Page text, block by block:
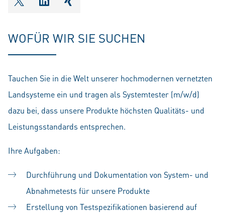
shareOntwitter
shareOnlinkedIn
shareOnxing
WOFÜR WIR SIE SUCHEN
Tauchen Sie in die Welt unserer hochmodernen vernetzten
Landsysteme ein und tragen als Systemtester (m/w/d)
dazu bei, dass unsere Produkte höchsten Qualitäts- und
Leistungsstandards entsprechen.
Ihre Aufgaben:
Durchführung und Dokumentation von System- und
Abnahmetests für unsere Produkte
Erstellung von Testspezifikationen basierend auf